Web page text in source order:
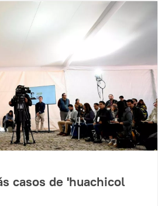
casos de 'huachicol